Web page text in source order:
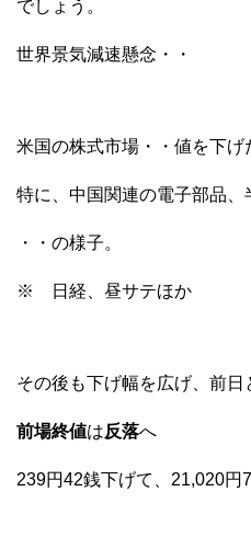
でしょう。
世界景気減速懸念・・
米国の株式市場・・値を下げ
特に、中国関連の電子部品
・・の様子。
※ 日経、昼サテほか
その後も下げ幅を広げ、前日
前場終値は反落へ
239円42銭下げて、21,020円